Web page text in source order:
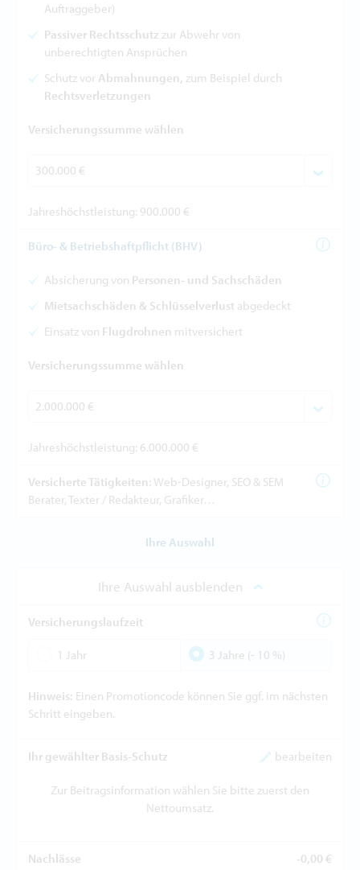
Auftraggeber)
Passiver Rechtsschutz zur Abwehr von
unberechtigten Ansprüchen
Schutz vor Abmahnungen, zum Beispiel durch
Rechtsverletzungen
Versicherungssumme wählen
Jahreshöchstleistung: 900.000 €
Büro- & Betriebshaftpflicht (BHV)
Absicherung von Personen- und Sachschäden
Mietsachschäden & Schlüsselverlust abgedeckt
Einsatz von Flugdrohnen mitversichert
Versicherungssumme wählen
Jahreshöchstleistung: 6.000.000 €
Versicherte Tätigkeiten: Web-Designer, SEO & SEM
Berater, Texter / Redakteur, Grafiker…
Ihre Auswahl
Ihre Auswahl ausblenden
Versicherungslaufzeit
1 Jahr 3 Jahre (- 10 %)
Hinweis: Einen Promotioncode können Sie ggf. im nächsten
Schritt eingeben.
Ihr gewählter Basis-Schutz bearbeiten
Zur Beitragsinformation wählen Sie bitte zuerst den
Nettoumsatz.
Nachlässe -0,00 €